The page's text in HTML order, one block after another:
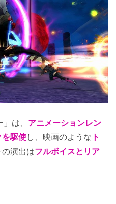
は、 アニメーションレン
を駆使し、映画のような ト
の演出はフルボイスとリア